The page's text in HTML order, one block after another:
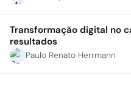
Transformação digital no
resultados
Paulo Renato Herrmann